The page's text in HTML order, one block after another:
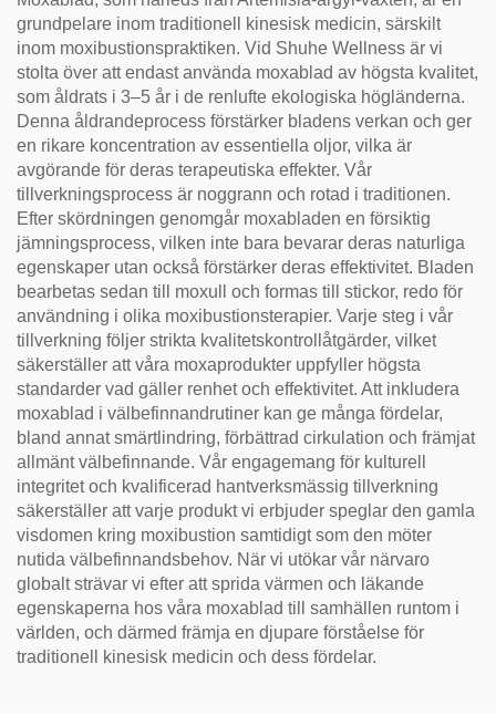
grundpelare inom traditionell kinesisk medicin, särskilt
inom moxibustionspraktiken. Vid Shuhe Wellness är vi
stolta över att endast använda moxablad av högsta kvalitet,
som åldrats i 3–5 år i de renlufte ekologiska högländerna.
Denna åldrandeprocess förstärker bladens verkan och ger
en rikare koncentration av essentiella oljor, vilka är
avgörande för deras terapeutiska effekter. Vår
tillverkningsprocess är noggrann och rotad i traditionen.
Efter skördningen genomgår moxabladen en försiktig
jämningsprocess, vilken inte bara bevarar deras naturliga
egenskaper utan också förstärker deras effektivitet. Bladen
bearbetas sedan till moxull och formas till stickor, redo för
användning i olika moxibustionsterapier. Varje steg i vår
tillverkning följer strikta kvalitetskontrollåtgärder, vilket
säkerställer att våra moxaprodukter uppfyller högsta
standarder vad gäller renhet och effektivitet. Att inkludera
moxablad i välbefinnandrutiner kan ge många fördelar,
bland annat smärtlindring, förbättrad cirkulation och främjat
allmänt välbefinnande. Vår engagemang för kulturell
integritet och kvalificerad hantverksmässig tillverkning
säkerställer att varje produkt vi erbjuder speglar den gamla
visdomen kring moxibustion samtidigt som den möter
nutida välbefinnandsbehov. När vi utökar vår närvaro
globalt strävar vi efter att sprida värmen och läkande
egenskaperna hos våra moxablad till samhällen runtom i
världen, och därmed främja en djupare förståelse för
traditionell kinesisk medicin och dess fördelar.